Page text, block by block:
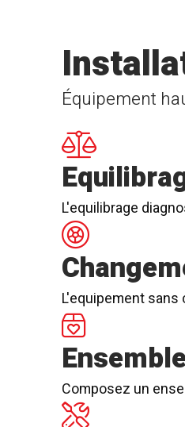
Équipement
L'equilibrage
L'equipement
Composez un